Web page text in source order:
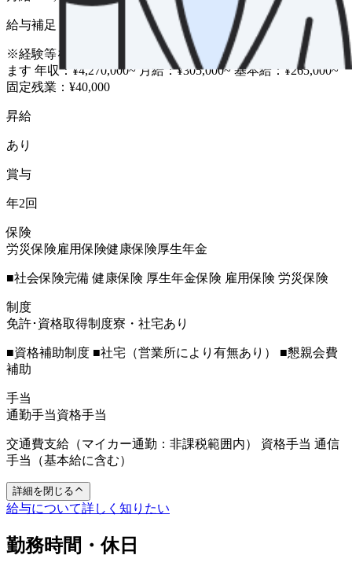
給与補足
※経験等を考慮します 未経験の場合は下記スタートとなり
ます 年収：¥4,270,000~ 月給：¥305,000~ 基本給：¥265,000~
固定残業：¥40,000
昇給
あり
賞与
年2回
保険
労災保険雇用保険健康保険厚生年金
■社会保険完備 健康保険 厚生年金保険 雇用保険 労災保険
制度
免許･資格取得制度寮・社宅あり
■資格補助制度 ■社宅（営業所により有無あり） ■懇親会費
補助
手当
通勤手当資格手当
交通費支給（マイカー通勤：非課税範囲内） 資格手当 通信
手当（基本給に含む）
詳細を閉じる
給与について詳しく知りたい
勤務時間・休日